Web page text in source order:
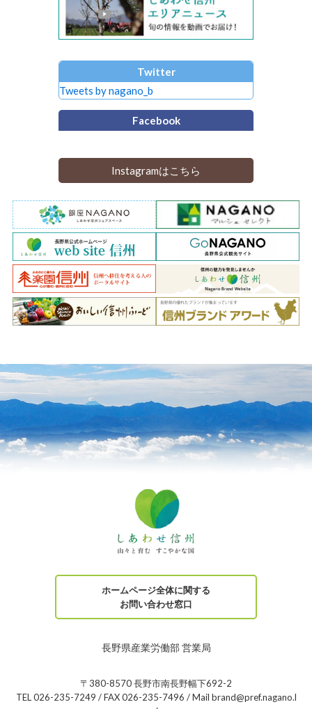
Twitter
Tweets by nagano_b
Facebook
Instagramはこちら
ホームページ全体に関する
お問い合わせ窓口
長野県産業労働部 営業局
〒380-8570 長野市南長野幅下692-2
TEL 026-235-7249 / FAX 026-235-7496 / Mail brand@pref.nagano.l